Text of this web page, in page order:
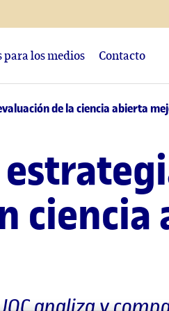
para los medios Contacto
de la ciencia abierta